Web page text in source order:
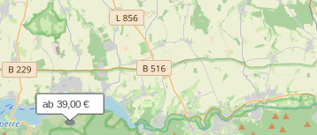
ab 39,00 €